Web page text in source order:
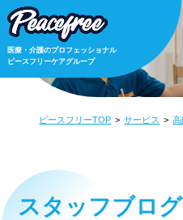
医療・介護のプロフェッショナル
ピースフリーケアグループ
ピースフリーTOP サービス
スタッフブログ